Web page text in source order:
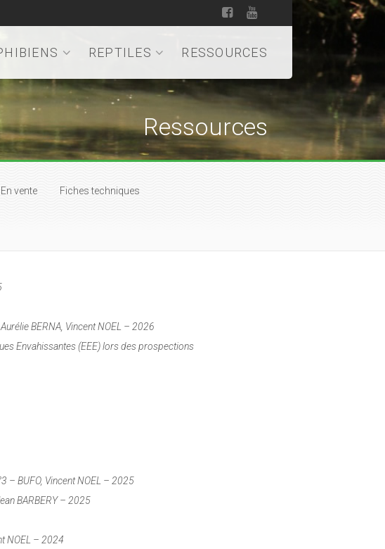
REPTILES RESSOURCES
Ressources
En vente Fiches techniques
BERNA, Vincent NOEL – 2026
Envahissantes (EEE) lors des prospections
– BUFO, Vincent NOEL – 2025
BARBERY – 2025
NOEL – 2024